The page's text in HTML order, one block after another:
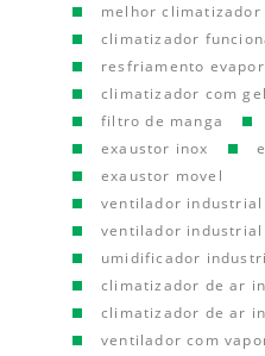
melhor climatizador
climatizador
resfriamento
climatizador com
filtro de manga
exaustor inox
exaustor movel
ventilador
ventilador industrial
umidificador
climatizador de ar
climatizador de ar
ventilador com